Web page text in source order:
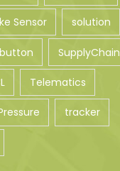
Sensor solution
SupplyChain
Telematics
tracker